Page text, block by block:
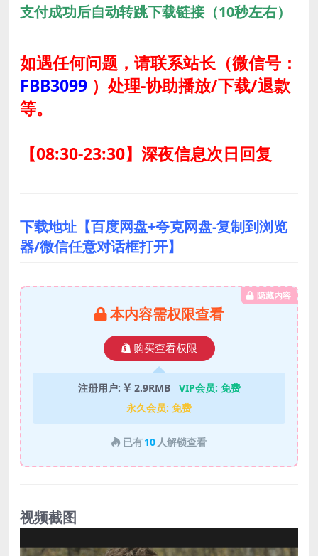
支付成功后自动转跳下载链接（10秒左右）
如遇任何问题，请联系站长（微信号：
FBB3099 ） 处理-协助播放/下载/退款
等。
【08:30-23:30】深夜信息次日回复
下载地址【百度网盘+夸克网盘-复制到浏览
器/微信任意对话框打开】
隐藏内容
本内容需权限查看
购买查看权限
注册用户: 2.9RMB VIP会员: 免费
永久会员: 免费
已有10 人解锁查看
视频截图